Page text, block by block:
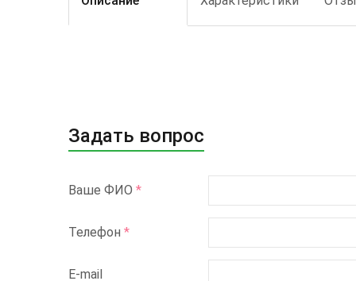
Задать вопрос
Ваше ФИО *
Телефон *
E-mail